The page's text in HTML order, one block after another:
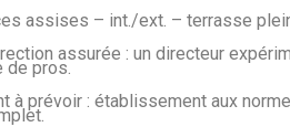
assises – int./ext. – terrasse
assurée : un directeur
de pros.
à prévoir : établissement aux